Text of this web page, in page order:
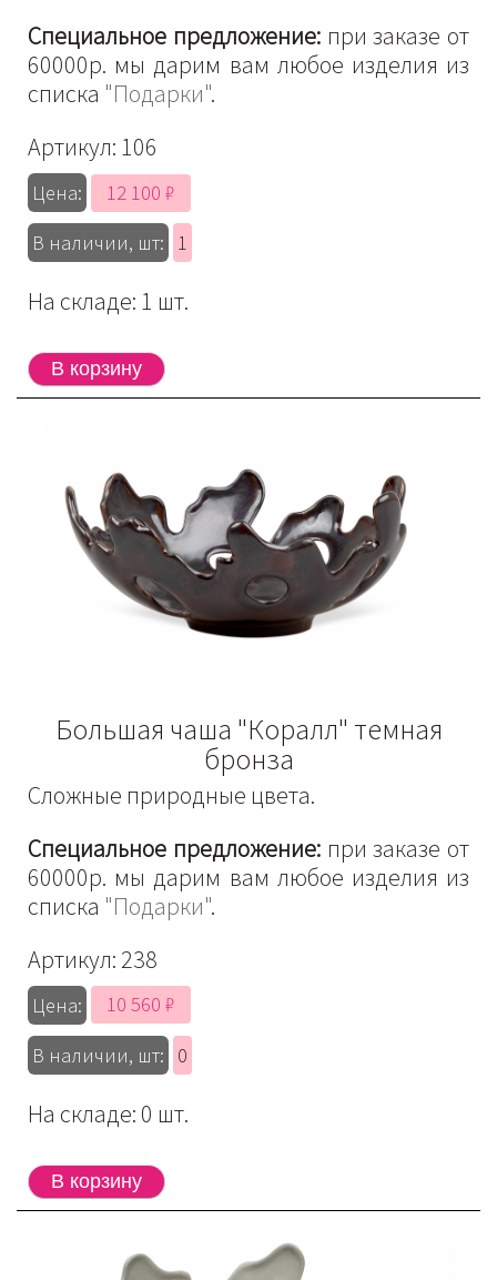
Специальное предложение:при заказе от
60000р. мы дарим вам любое изделия из
списка "Подарки".
Артикул: 106
Цена:
12 100 ₽
В наличии, шт:
1
На складе: 1 шт.
Большая чаша "Коралл" темная
бронза
Сложные природные цвета.
Специальное предложение:при заказе от
60000р. мы дарим вам любое изделия из
списка "Подарки".
Артикул: 238
Цена:
10 560 ₽
В наличии, шт:
0
На складе: 0 шт.